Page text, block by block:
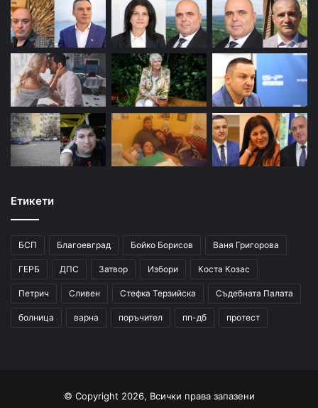
Етикети
БСП Благоевград Бойко Борисов Ваня Григорова
ГЕРБ ДПС Затвор Избори Коста Козас
Петрич Сливен Стефка Терзийска Съдебната Палата
болница варна поръчител пп-дб протест
© Copyright 2026, Всички права запазени